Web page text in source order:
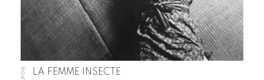
LA FEMME INSECTE